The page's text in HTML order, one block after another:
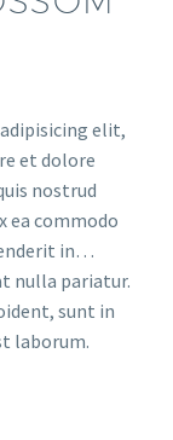
elit,
et dolore
nostrud
ea commodo
in…
nulla pariatur.
sunt in
laborum.